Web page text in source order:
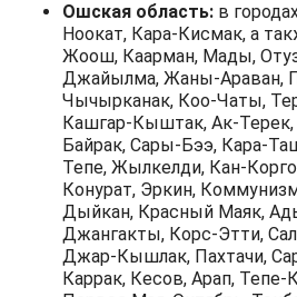
Ошская область: в
Ноокат, Кара-Кисмак, а
Жоош, Каарман, Мады,
Джайылма, Жаны-Араван,
Чычырканак, Коо-Чаты,
Кашгар-Кыштак, Ак-
Байрак, Сары-Бээ, Кара-
Тепе, Жылкелди, Кан-
Конурат, Эркин,
Дыйкан, Красный Маяк,
Джангакты, Корс-Этти,
Джар-Кышлак, Пахтачи,
Каррак, Кесов, Арап, Тепе-